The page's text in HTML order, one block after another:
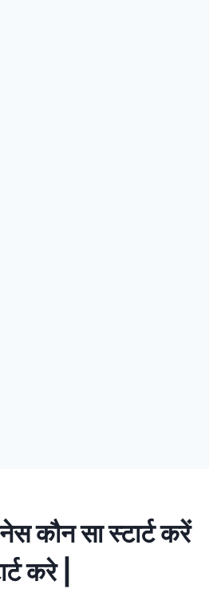
सा स्टार्ट करें
करे |